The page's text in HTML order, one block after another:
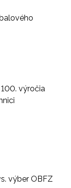
výročia
výber OBFZ